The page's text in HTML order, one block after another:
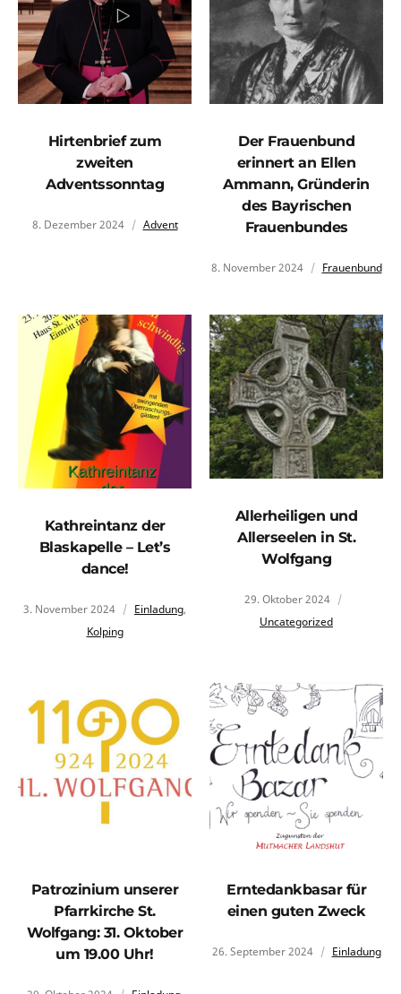
Hirtenbrief zum
zweiten
Adventssonntag
8. Dezember 2024 Advent
Der Frauenbund
erinnert an Ellen
Ammann, Gründerin
des Bayrischen
Frauenbundes
8. November 2024 Frauenbund
Kathreintanz der
Blaskapelle – Let’s
dance!
3. November 2024 Einladung,
Kolping
Allerheiligen und
Allerseelen in St.
Wolfgang
29. Oktober 2024
Uncategorized
Patrozinium unserer
Pfarrkirche St.
Wolfgang: 31. Oktober
um 19.00 Uhr!
Erntedankbasar für
einen guten Zweck
26. September 2024 Einladung